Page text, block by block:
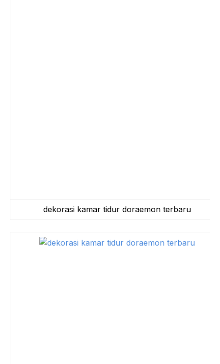
dekorasi kamar tidur doraemon terbaru